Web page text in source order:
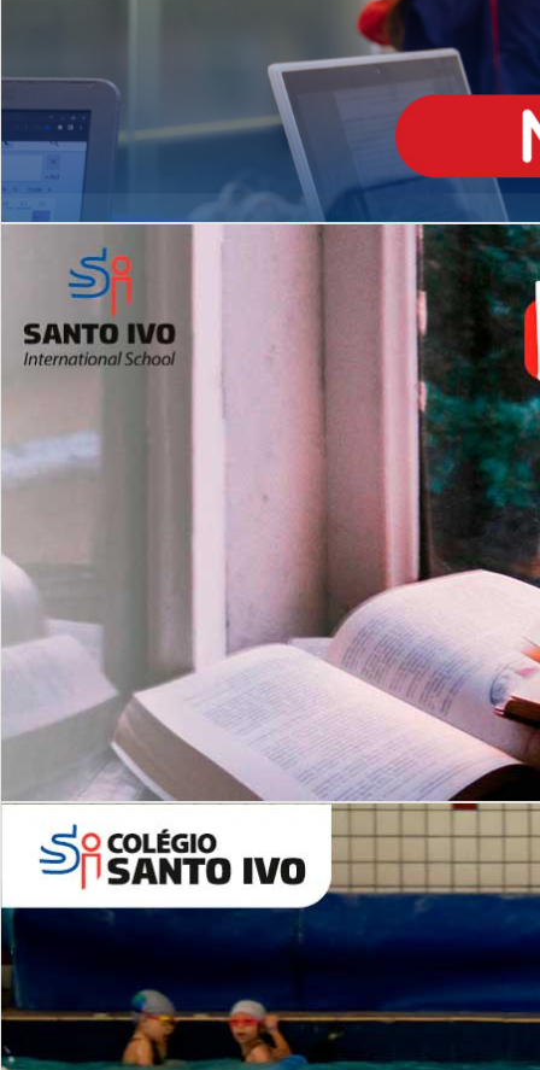
Matrículas Abertas 2026
Leituras Literárias
MÉDIO
igh School
Dupla Diplomação
2º AO 5º ANO FUNDAMENTAL
es
Com imersão Bilingue - Anos
Finais
6º AO 9º ANO FUNDAMENTAL
Inglês: Turmas Reduzidas
(Proficiência)
ALUNOS NOVOS
Entre em Contato